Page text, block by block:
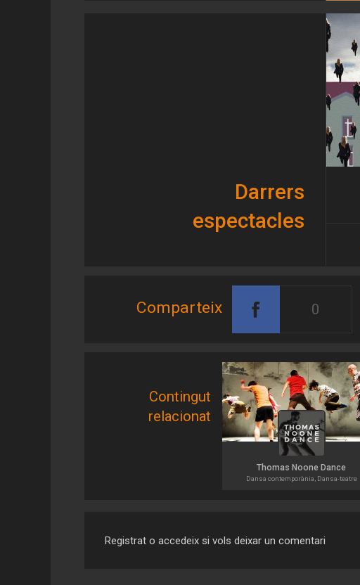
Darrers
espectacles
Comparteix 0
Contingut
relacionat
Thomas Noone Dance
Dansa contemporània, Dansa-teatre
Registrat o accedeix si vols deixar un comentari